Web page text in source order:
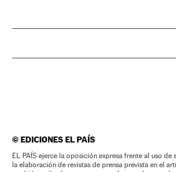
©EDICIONES EL PAÍS
EL PAÍS ejerce la oposición expresa frente al uso de
la elaboración de revistas de prensa prevista en el